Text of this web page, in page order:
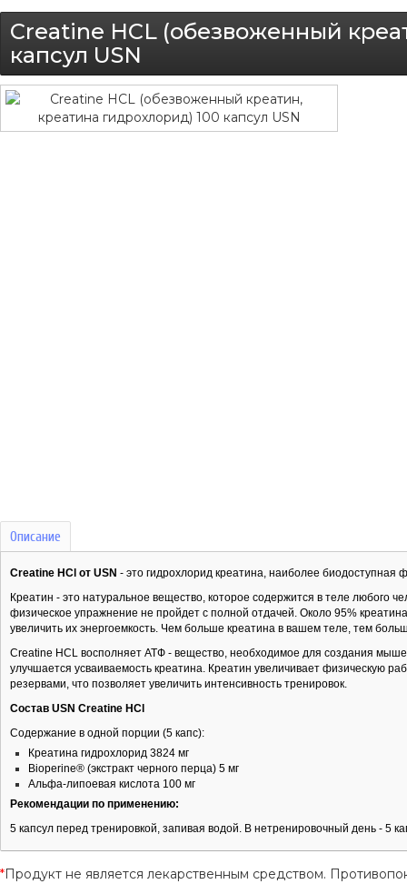
Creatine HCL (обезвоженный
капсул USN
Описание
Creatine HCl от USN - это гидрохлорид креатина, наиболее биодоступная
Креатин - это натуральное вещество, которое содержится в теле любого
физическое упражнение не пройдет с полной отдачей. Около 95%
увеличить их энергоемкость. Чем больше креатина в вашем теле, тем
Creatine HCL восполняет АТФ - вещество, необходимое для создания
улучшается усваиваемость креатина. Креатин увеличивает физическую
резервами, что позволяет увеличить интенсивность тренировок.
Состав USN Creatine HCl
Содержание в одной порции (5 капс):
Креатина гидрохлорид 3824 мг
Bioperine® (экстракт черного перца) 5 мг
Альфа-липоевая кислота 100 мг
Рекомендации по применению:
5 капсул перед тренировкой, запивая водой. В нетренировочный день - 5
*Продукт не является лекарственным средством.